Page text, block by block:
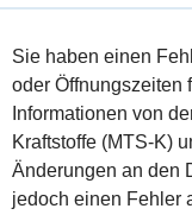
Sie haben einen
oder Öffnungszeiten
Informationen von
Kraftstoffe (MTS-K)
Änderungen an den
jedoch einen Fehler